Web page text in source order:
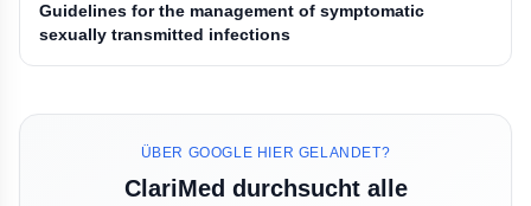
Guidelines for the management of symptomatic
sexually transmitted infections
ÜBER GOOGLE HIER GELANDET?
ClariMed durchsucht alle